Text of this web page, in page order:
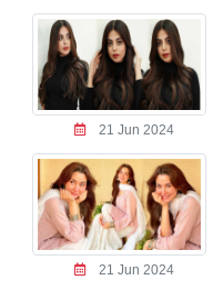
21 Jun 2024
21 Jun 2024